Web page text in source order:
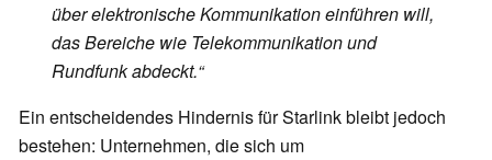
über elektronische Kommunikation einführen will,
das Bereiche wie Telekommunikation und
Rundfunk abdeckt.“
Ein entscheidendes Hindernis für Starlink bleibt jedoch
bestehen: Unternehmen, die sich um